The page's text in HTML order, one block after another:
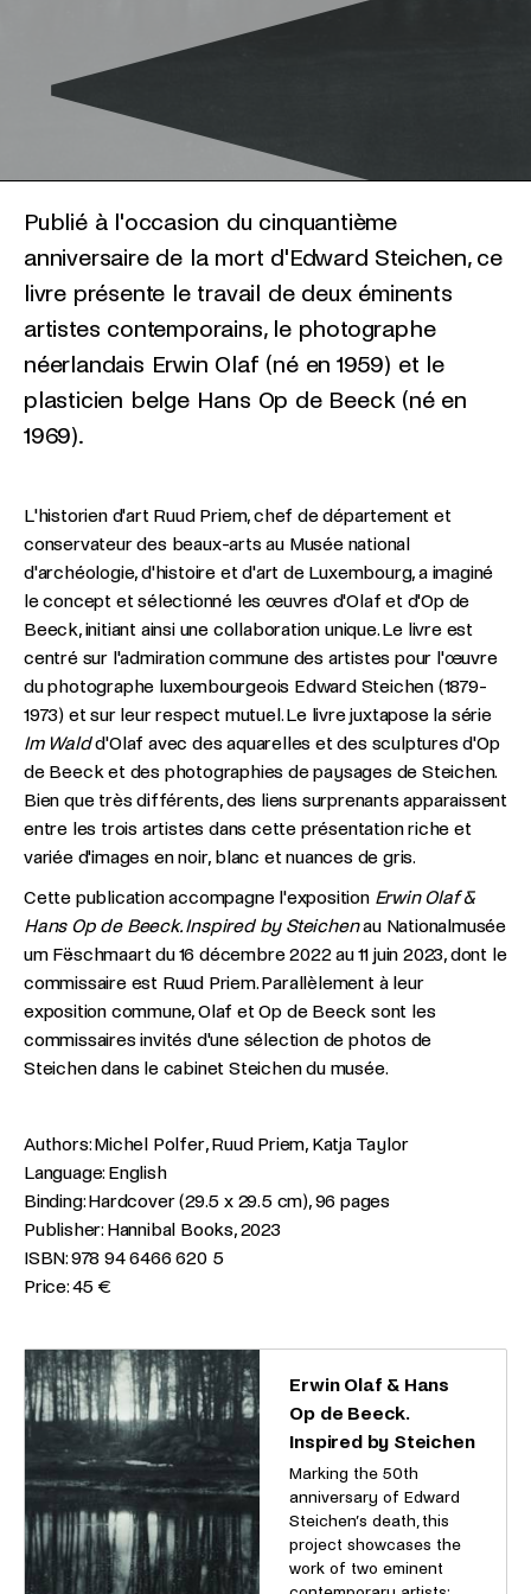
Publié à l'occasion du cinquantième
anniversaire de la mort d'Edward Steichen, ce
livre présente le travail de deux éminents
artistes contemporains, le photographe
néerlandais Erwin Olaf (né en 1959) et le
plasticien belge Hans Op de Beeck (né en
1969).
L'historien d'art Ruud Priem, chef de département et
conservateur des beaux-arts au Musée national
d'archéologie, d'histoire et d'art de Luxembourg, a imaginé
le concept et sélectionné les œuvres d'Olaf et d'Op de
Beeck, initiant ainsi une collaboration unique. Le livre est
centré sur l'admiration commune des artistes pour l'œuvre
du photographe luxembourgeois Edward Steichen (1879-
1973) et sur leur respect mutuel. Le livre juxtapose la série
Im Waldd'Olaf avec des aquarelles et des sculptures d'Op
de Beeck et des photographies de paysages de Steichen.
Bien que très différents, des liens surprenants apparaissent
entre les trois artistes dans cette présentation riche et
variée d'images en noir, blanc et nuances de gris.
Cette publication accompagne l'exposition Erwin Olaf &
Hans Op de Beeck. Inspired by Steichenau Nationalmusée
um Fëschmaart du 16 décembre 2022 au 11 juin 2023, dont le
commissaire est Ruud Priem. Parallèlement à leur
exposition commune, Olaf et Op de Beeck sont les
commissaires invités d'une sélection de photos de
Steichen dans le cabinet Steichen du musée.
Authors: Michel Polfer, Ruud Priem, Katja Taylor
Language: English
Binding: Hardcover (29.5 x 29.5 cm), 96 pages
Publisher: Hannibal Books, 2023
ISBN: 978 94 6466 620 5
Price: 45 €
Erwin Olaf & Hans
Op de Beeck.
Inspired by Steichen
Marking the 50th
anniversary of Edward
Steichen’s death, this
project showcases the
work of two eminent